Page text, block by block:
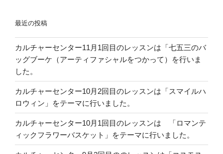
ー
3
月
1
回
目
の
レ
ッ
ス
ン
最近の投稿
カルチャーセンター11月1回目のレッスンは「七五三のバ
ッグブーケ（アーティファシャルをつかって）を行いま
した。
カルチャーセンター10月2回目のレッスンは「スマイルハ
ロウィン」をテーマに行いました。
カルチャーセンター10月1回目のレッスンは 「ロマンテ
ィックフラワーバスケット」をテーマに行いました。